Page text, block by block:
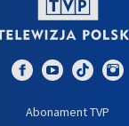
Abonament TVP